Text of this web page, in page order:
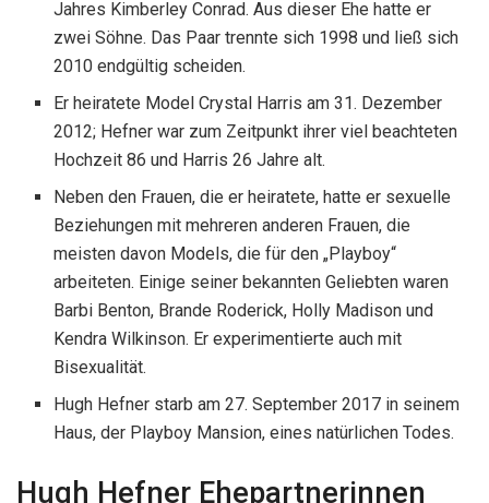
Jahres Kimberley Conrad. Aus dieser Ehe hatte er
zwei Söhne. Das Paar trennte sich 1998 und ließ sich
2010 endgültig scheiden.
Er heiratete Model Crystal Harris am 31. Dezember
2012; Hefner war zum Zeitpunkt ihrer viel beachteten
Hochzeit 86 und Harris 26 Jahre alt.
Neben den Frauen, die er heiratete, hatte er sexuelle
Beziehungen mit mehreren anderen Frauen, die
meisten davon Models, die für den „Playboy“
arbeiteten. Einige seiner bekannten Geliebten waren
Barbi Benton, Brande Roderick, Holly Madison und
Kendra Wilkinson. Er experimentierte auch mit
Bisexualität.
Hugh Hefner starb am 27. September 2017 in seinem
Haus, der Playboy Mansion, eines natürlichen Todes.
Hugh Hefner Ehepartnerinnen